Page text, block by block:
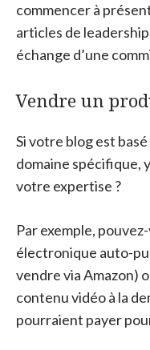
commencer à
articles de
échange d’une
Vendre un
Si votre blog est
domaine spécifique,
votre expertise ?
Par exemple,
électronique auto-
vendre via Amazon)
contenu vidéo à la
pourraient payer